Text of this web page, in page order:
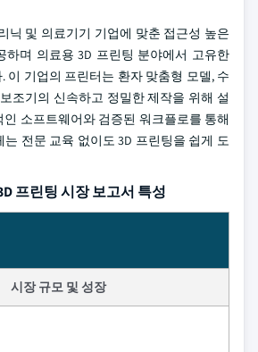
닉 및 의료기기 기업에 맞춘 접근성 높은
하며 의료용 3D 프린팅 분야에서 고유한
이 기업의 프린터는 환자 맞춤형 모델, 수
조기의 신속하고 정밀한 제작을 위해 설
소프트웨어와 검증된 워크플로를 통해
전문 교육 없이도 3D 프린팅을 쉽게 도
프린팅 시장 보고서 특성
시장 규모 및 성장